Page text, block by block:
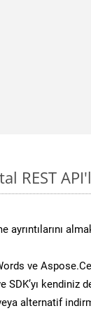
REST
ayrıntılarını
ve
SDK’yı kendiniz
alternatif